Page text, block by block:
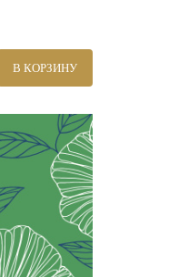
В КОРЗИНУ